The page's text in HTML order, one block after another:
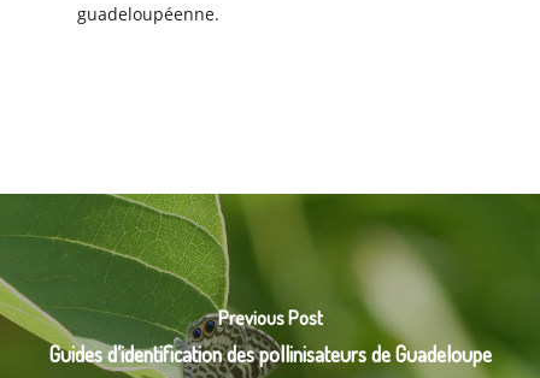
guadeloupéenne.
Previous Post
Guides d’identification des pollinisateurs de Guadeloupe